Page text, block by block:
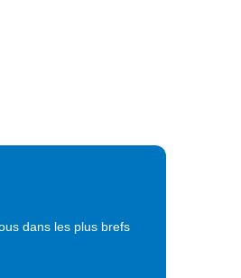
dans les plus brefs